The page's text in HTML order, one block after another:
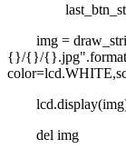
img =
{}/{}/
del img